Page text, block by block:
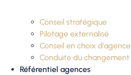
Conseil stratégique
Pilotage externalisé
Conseil en choix d’agence
Conduite du changement
Référentiel agences